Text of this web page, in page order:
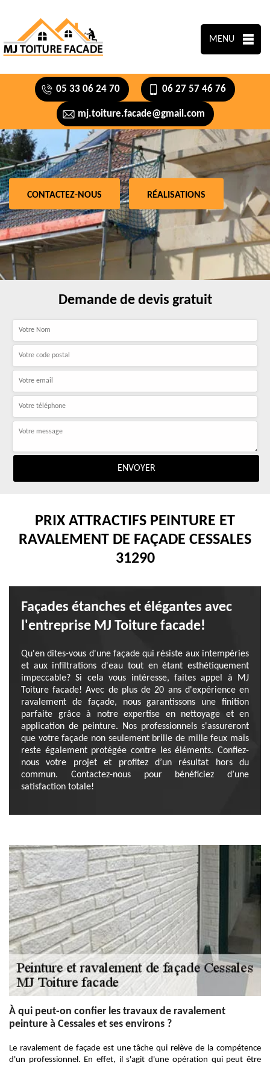
MENU
05 33 06 24 70 06 27 57 46 76
mj.toiture.facade@gmail.com
CONTACTEZ-NOUS RÉALISATIONS
Demande de devis gratuit
PRIX ATTRACTIFS PEINTURE ET
RAVALEMENT DE FAÇADE CESSALES
31290
Façades étanches et élégantes avec
l'entreprise MJ Toiture facade!
Qu'en dites-vous d'une façade qui résiste aux intempéries
et aux infiltrations d'eau tout en étant esthétiquement
impeccable? Si cela vous intéresse, faites appel à MJ
Toiture facade! Avec de plus de 20 ans d'expérience en
ravalement de façade, nous garantissons une finition
parfaite grâce à notre expertise en nettoyage et en
application de peinture. Nos professionnels s'assureront
que votre façade non seulement brille de mille feux mais
reste également protégée contre les éléments. Confiez-
nous votre projet et profitez d’un résultat hors du
commun. Contactez-nous pour bénéficiez d’une
satisfaction totale!
À qui peut-on confier les travaux de ravalement
peinture à Cessales et ses environs ?
Le ravalement de façade est une tâche qui relève de la compétence
d'un professionnel. En effet, il s'agit d'une opération qui peut être